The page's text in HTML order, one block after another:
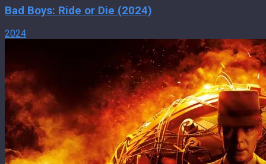
Bad Boys: Ride or Die (2024)
2024